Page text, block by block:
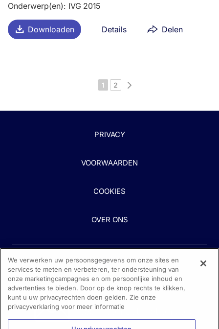
Downloaden Details Delen
Onderwerp(en): IVG 2015
1 2
PRIVACY
VOORWAARDEN
COOKIES
OVER ONS
Heeft u hulp nodig?
Neem contact met ons op
We verwerken uw persoonsgegevens om onze sites en
services te meten en verbeteren, ter ondersteuning van
onze marketingcampagnes en om persoonlijke inhoud en
advertenties te bieden. Door op de knop rechts te klikken,
kunt u uw privacyrechten doen gelden. Zie onze
privacyverklaring voor meer informatie